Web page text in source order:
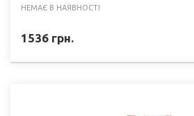
НЕМАЄ В НАЯВНОСТІ
1536 грн.